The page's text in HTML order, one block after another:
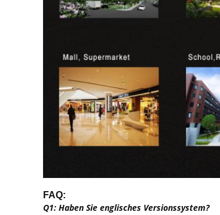
FAQ:
Q1: Haben Sie englisches Versionssystem?